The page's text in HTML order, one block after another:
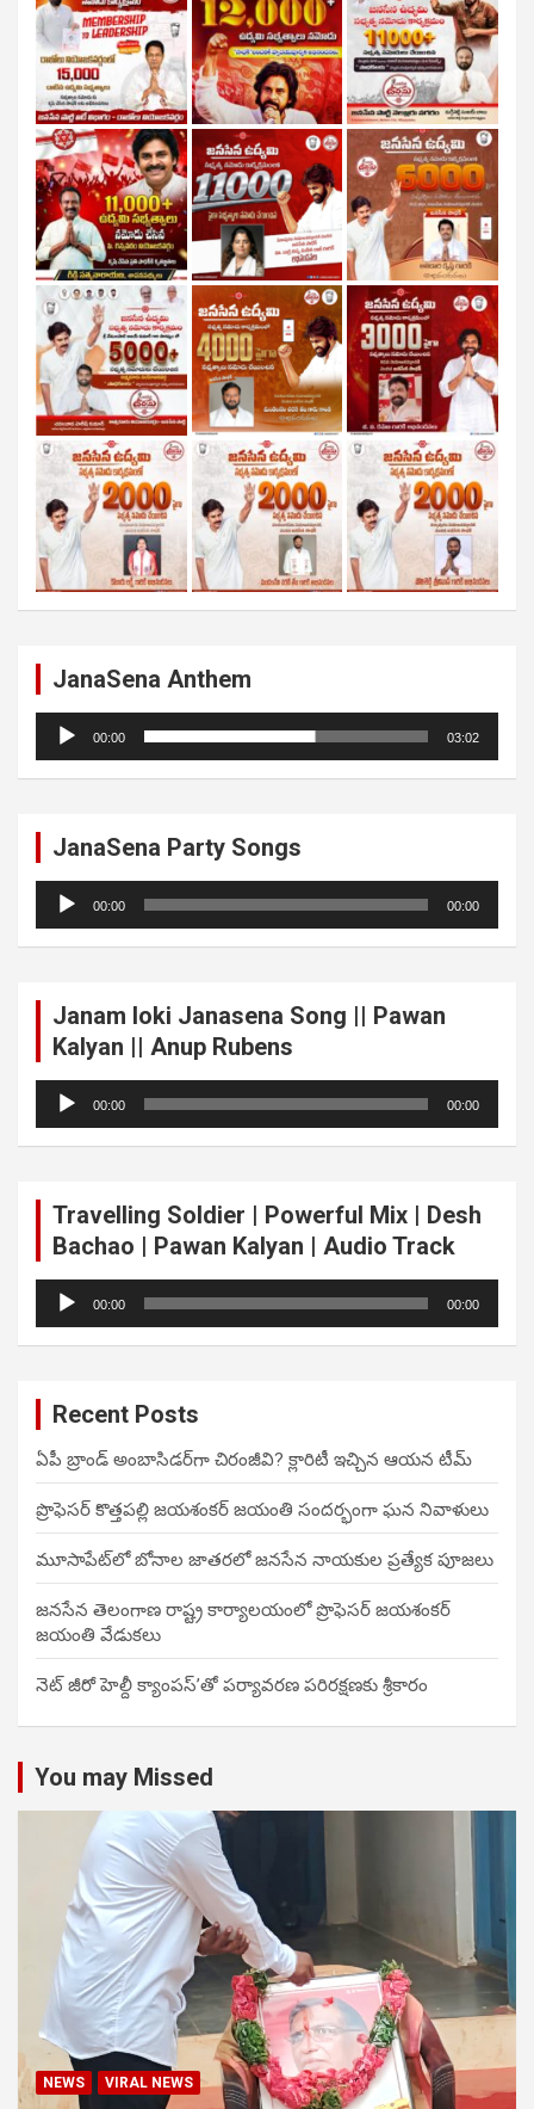
JanaSena Anthem
Audio
Player
00:00 03:02
JanaSena Party Songs
Audio
Player
00:00 00:00
Janam loki Janasena Song || Pawan
Kalyan || Anup Rubens
Audio
Player
00:00 00:00
Travelling Soldier | Powerful Mix | Desh
Bachao | Pawan Kalyan | Audio Track
Audio
Player
00:00 00:00
Recent Posts
ఏపీ బ్రాండ్ అంబాసిడర్‌గా చిరంజీవి? క్లారిటీ ఇచ్చిన ఆయన టీమ్
ప్రొఫెసర్ కొత్తపల్లి జయశంకర్ జయంతి సందర్భంగా ఘన నివాళులు
మూసాపేట్‌లో బోనాల జాతరలో జనసేన నాయకుల ప్రత్యేక పూజలు
జనసేన తెలంగాణ రాష్ట్ర కార్యాలయంలో ప్రొఫెసర్ జయశంకర్
జయంతి వేడుకలు
నెట్ జీరో హెల్దీ క్యాంపస్’తో పర్యావరణ పరిరక్షణకు శ్రీకారం
You may Missed
NEWS VIRAL NEWS